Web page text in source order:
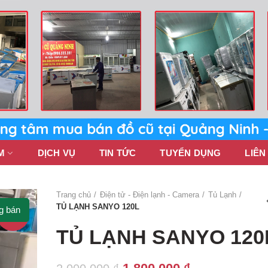
DỊCH VỤ TIN TỨC TUYỂN DỤNG LIÊN
-10%
bán
Trang chủ Điện tử - Điện lạnh - Camera
Tủ Lạnh
TỦ LẠNH SANYO 120L
TỦ LẠNH SANYO